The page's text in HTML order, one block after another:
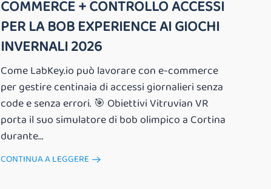
COMMERCE + CONTROLLO ACCESSI
PER LA BOB EXPERIENCE AI GIOCHI
INVERNALI 2026
Come LabKey.io può lavorare con e-commerce
per gestire centinaia di accessi giornalieri senza
code e senza errori. 🎯 Obiettivi Vitruvian VR
porta il suo simulatore di bob olimpico a Cortina
durante...
CONTINUA A LEGGERE